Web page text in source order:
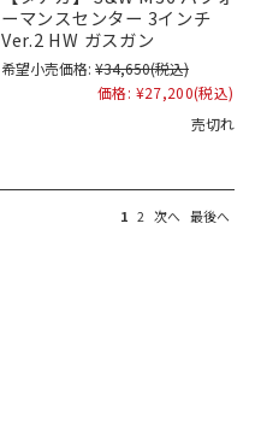
ーマンスセンター 3インチ
Ver.2 HW ガスガン
希望小売価格: ¥34,650(税込)
価格: ¥27,200(税込)
売切れ
1 2 次へ 最後へ